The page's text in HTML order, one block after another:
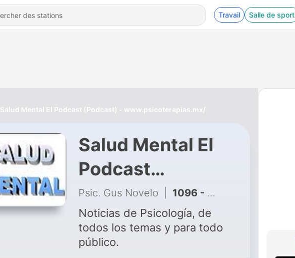
Travail Salle de sport
Salud Mental El Podcast (Podcast) - www.psicoterapias.mx/
Salud Mental El
Podcast
(Podcast) -
www.psicoterapias.mx/
Psic. Gus Novelo 1096 - Una pausa en el camino
Noticias de Psicología, de
todos los temas y para todo
público.